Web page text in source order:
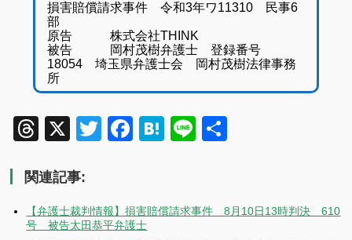
損害賠償請求事件 令和3年ワ11310 民事6
部
原告 株式会社THINK
被告 岡村茂樹弁護士 登録番号
18054 埼玉県弁護士会 岡村茂樹法律事務
所
Threads
X TwitterFacebook
Hatena
Line
関連記事:
【弁護士裁判情報】損害賠償請求事件 8月10日13時判決 610
号 被告太田恭平弁護士